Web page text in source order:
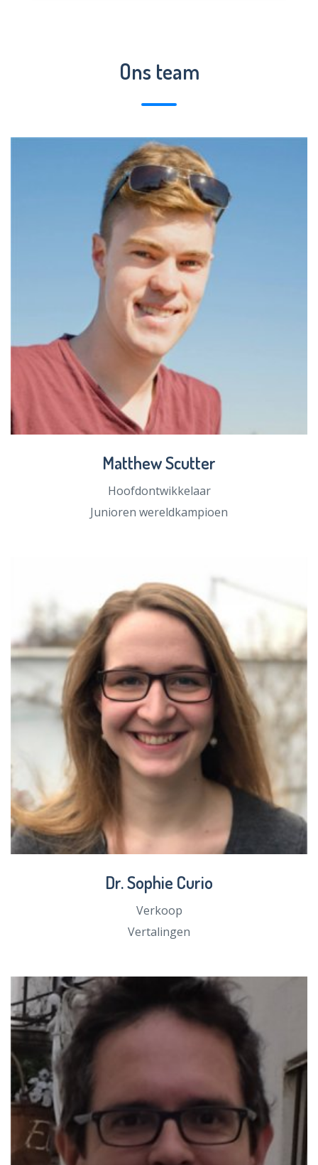
Ons team
Matthew Scutter
Hoofdontwikkelaar
Junioren wereldkampioen
Dr. Sophie Curio
Verkoop
Vertalingen